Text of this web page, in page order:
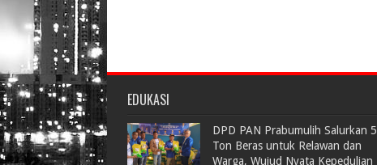
EDUKASI
DPD PAN Prabumulih Salurkan 5
Ton Beras untuk Relawan dan
Warga, Wujud Nyata Kepedulian